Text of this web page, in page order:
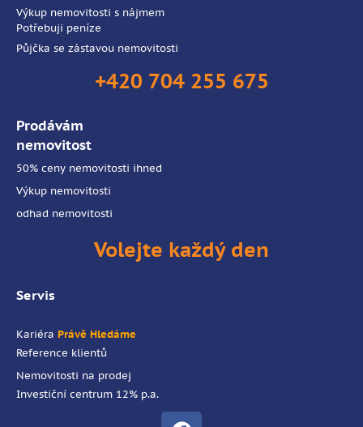
Výkup nemovitosti s nájmem
Potřebuji peníze
Půjčka se zástavou nemovitosti
+420 704 255 675
Prodávám
nemovitost
50% ceny nemovitosti ihned
Výkup nemovitosti
odhad nemovitosti
Volejte každý den
Servis
Kariéra Právě Hledáme
Reference klientů
Nemovitosti na prodej
Investiční centrum 12% p.a.